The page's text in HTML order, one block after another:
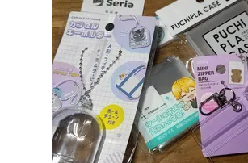
り、とてもよい感じです。カタカタと中
えば難です。次、▷「プチプラケース」
下。次、▷「PVC CASE MINI」少し大